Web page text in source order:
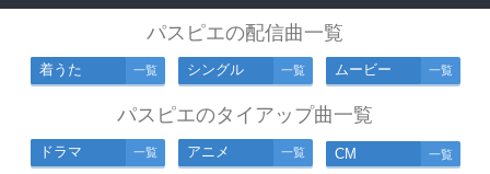
パスピエの配信曲一覧
着うた 一覧 シングル 一覧 ムービー 一覧
パスピエのタイアップ曲一覧
ドラマ 一覧 アニメ 一覧 CM 一覧